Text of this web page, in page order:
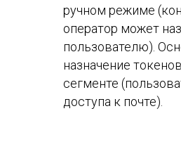
ручном режиме
оператор может
пользователю).
назначение
сегменте
доступа к почте).